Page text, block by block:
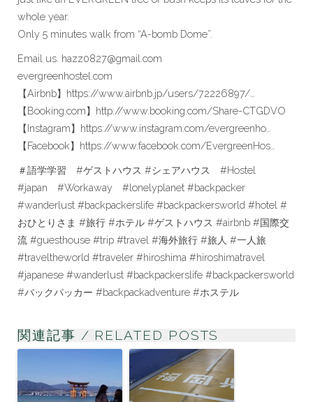
whole year.
Only 5 minutes walk from “A-bomb Dome”.
Email us. hazz0827@gmail.com
evergreenhostel.com
【Airbnb】https://www.airbnb.jp/users/72226897/…
【Booking.com】http://www.booking.com/Share-CTGDVO
【Instagram】https://www.instagram.com/evergreenho…
【Facebook】https://www.facebook.com/EvergreenHos…
＃語学学習 #ゲストハウス #シェアハウス #Hostel
#japan #Workaway #lonelyplanet #backpacker
#wanderlust #backpackerslife #backpackersworld #hotel #
おひとりさま #旅行 #ホテル #ゲストハウス #airbnb #国際交
流 #guesthouse #trip #travel #海外旅行 #旅人 #一人旅
#traveltheworld #traveler #hiroshima #hiroshimatravel
#japanese #wanderlust #backpackerslife #backpackersworld
#バックパッカー #backpackadventure #ホステル
関連記事 / RELATED POSTS